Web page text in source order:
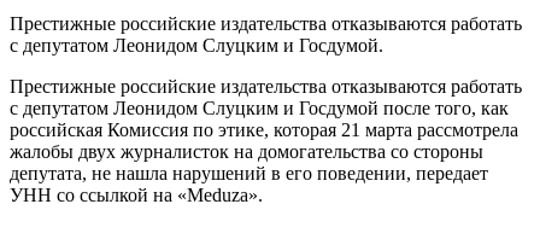
Престижные российские издательства отказываются работать
с депутатом Леонидом Слуцким и Госдумой.
Престижные российские издательства отказываются работать
с депутатом Леонидом Слуцким и Госдумой после того, как
российская Комиссия по этике, которая 21 марта рассмотрела
жалобы двух журналисток на домогательства со стороны
депутата, не нашла нарушений в его поведении, передает
УНН со ссылкой на «Meduza».